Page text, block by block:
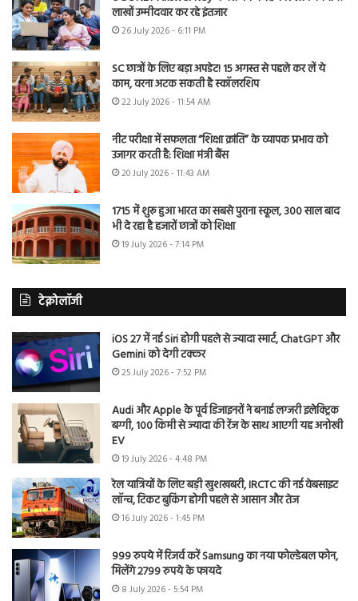
लाखों उम्मीदवार कर रहे इंतजार
26 July 2026 - 6:11 PM
SC छात्रों के लिए बड़ा अपडेट! 15 अगस्त से पहले कर लें ये
काम, वरना अटक सकती है स्कॉलरशिप
22 July 2026 - 11:54 AM
नीट परीक्षा में सफलता “शिक्षा क्रांति” के व्यापक प्रभाव को
उजागर करती है: शिक्षा मंत्री बैंस
20 July 2026 - 11:43 AM
1715 में शुरू हुआ भारत का सबसे पुराना स्कूल, 300 साल बाद
भी दे रहा है हजारों छात्रों को शिक्षा
19 July 2026 - 7:14 PM
टेक्नोलॉजी
iOS 27 में नई Siri होगी पहले से ज्यादा स्मार्ट, ChatGPT और
Gemini को देगी टक्कर
25 July 2026 - 7:52 PM
Audi और Apple के पूर्व डिजाइनरों ने बनाई लग्जरी इलेक्ट्रिक
बग्गी, 100 किमी से ज्यादा की रेंज के साथ आएगी यह अनोखी
EV
19 July 2026 - 4:48 PM
रेल यात्रियों के लिए बड़ी खुशखबरी, IRCTC की नई वेबसाइट
लॉन्च, टिकट बुकिंग होगी पहले से आसान और तेज
16 July 2026 - 1:45 PM
999 रुपये में रिजर्व करें Samsung का नया फोल्डेबल फोन,
मिलेंगे 2799 रुपये के फायदे
8 July 2026 - 5:54 PM